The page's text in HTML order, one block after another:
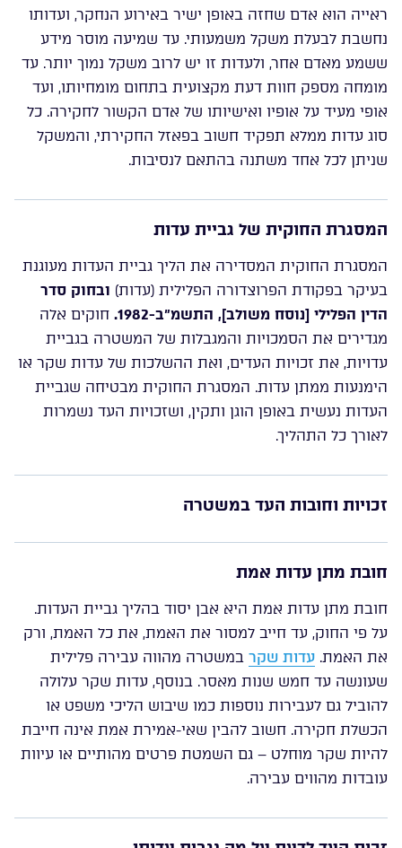
ראייה הוא אדם שחזה באופן ישיר באירוע הנחקר, ועדותו
נחשבת לבעלת משקל משמעותי. עד שמיעה מוסר מידע
ששמע מאדם אחר, ולעדות זו יש לרוב משקל נמוך יותר. עד
מומחה מספק חוות דעת מקצועית בתחום מומחיותו, ועד
אופי מעיד על אופיו ואישיותו של אדם הקשור לחקירה. כל
סוג עדות ממלא תפקיד חשוב בפאזל החקירתי, והמשקל
שניתן לכל אחד משתנה בהתאם לנסיבות.
המסגרת החוקית של גביית עדות
המסגרת החוקית המסדירה את הליך גביית העדות מעוגנת
בעיקר בפקודת הפרוצדורה הפלילית (עדות) ובחוק סדר
הדין הפלילי [נוסח משולב], התשמ”ב-1982.
חוקים אלה
מגדירים את הסמכויות והמגבלות של המשטרה בגביית
עדויות, את זכויות העדים, ואת ההשלכות של עדות שקר או
הימנעות ממתן עדות. המסגרת החוקית מבטיחה שגביית
העדות נעשית באופן הוגן ותקין, ושזכויות העד נשמרות
לאורך כל התהליך.
זכויות וחובות העד במשטרה
חובת מתן עדות אמת
חובת מתן עדות אמת היא אבן יסוד בהליך גביית העדות.
על פי החוק, עד חייב למסור את האמת, את כל האמת, ורק
את האמת. עדות שקר במשטרה מהווה עבירה פלילית
שעונשה עד חמש שנות מאסר. בנוסף, עדות שקר עלולה
להוביל גם לעבירות נוספות כמו שיבוש הליכי משפט או
הכשלת חקירה. חשוב להבין שאי-אמירת אמת אינה חייבת
להיות שקר מוחלט – גם השמטת פרטים מהותיים או עיוות
עובדות מהווים עבירה.